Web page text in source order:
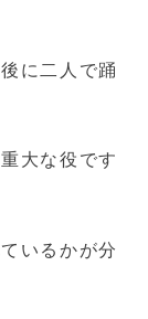
に二人で踊
大な役です
いるかが分